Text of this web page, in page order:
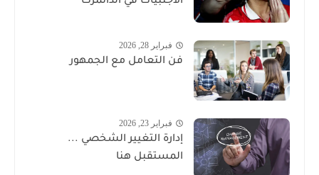
فبراير 28, 2026
فن التعامل مع الجمهور
فبراير 23, 2026
إدارة التغيير الشخصي ...
المستقبل هنا